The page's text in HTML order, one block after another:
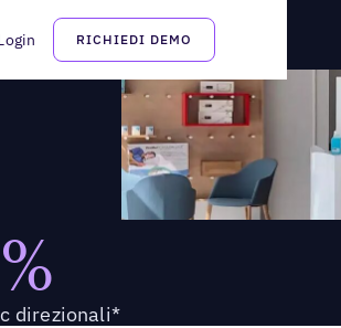
RICHIEDI DEMO
direzionali*